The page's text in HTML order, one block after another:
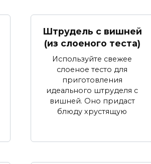
Штрудель с вишней
(из слоеного теста)
Используйте свежее
слоеное тесто для
приготовления
идеального штруделя с
вишней. Оно придаст
блюду хрустящую